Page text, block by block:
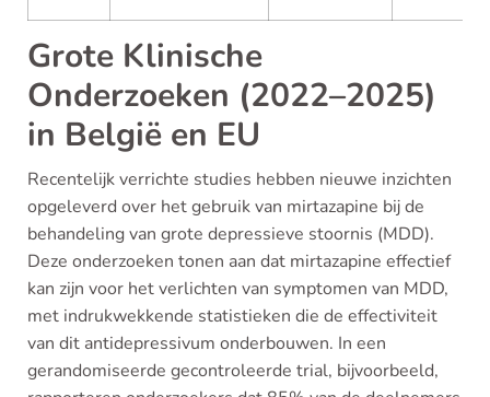
Grote Klinische
Onderzoeken (2022–2025)
in België en EU
Recentelijk verrichte studies hebben nieuwe inzichten
opgeleverd over het gebruik van mirtazapine bij de
behandeling van grote depressieve stoornis (MDD).
Deze onderzoeken tonen aan dat mirtazapine effectief
kan zijn voor het verlichten van symptomen van MDD,
met indrukwekkende statistieken die de effectiviteit
van dit antidepressivum onderbouwen. In een
gerandomiseerde gecontroleerde trial, bijvoorbeeld,